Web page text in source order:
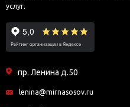
услуг.
пр. Ленина д.50
lenina@mirnasosov.ru